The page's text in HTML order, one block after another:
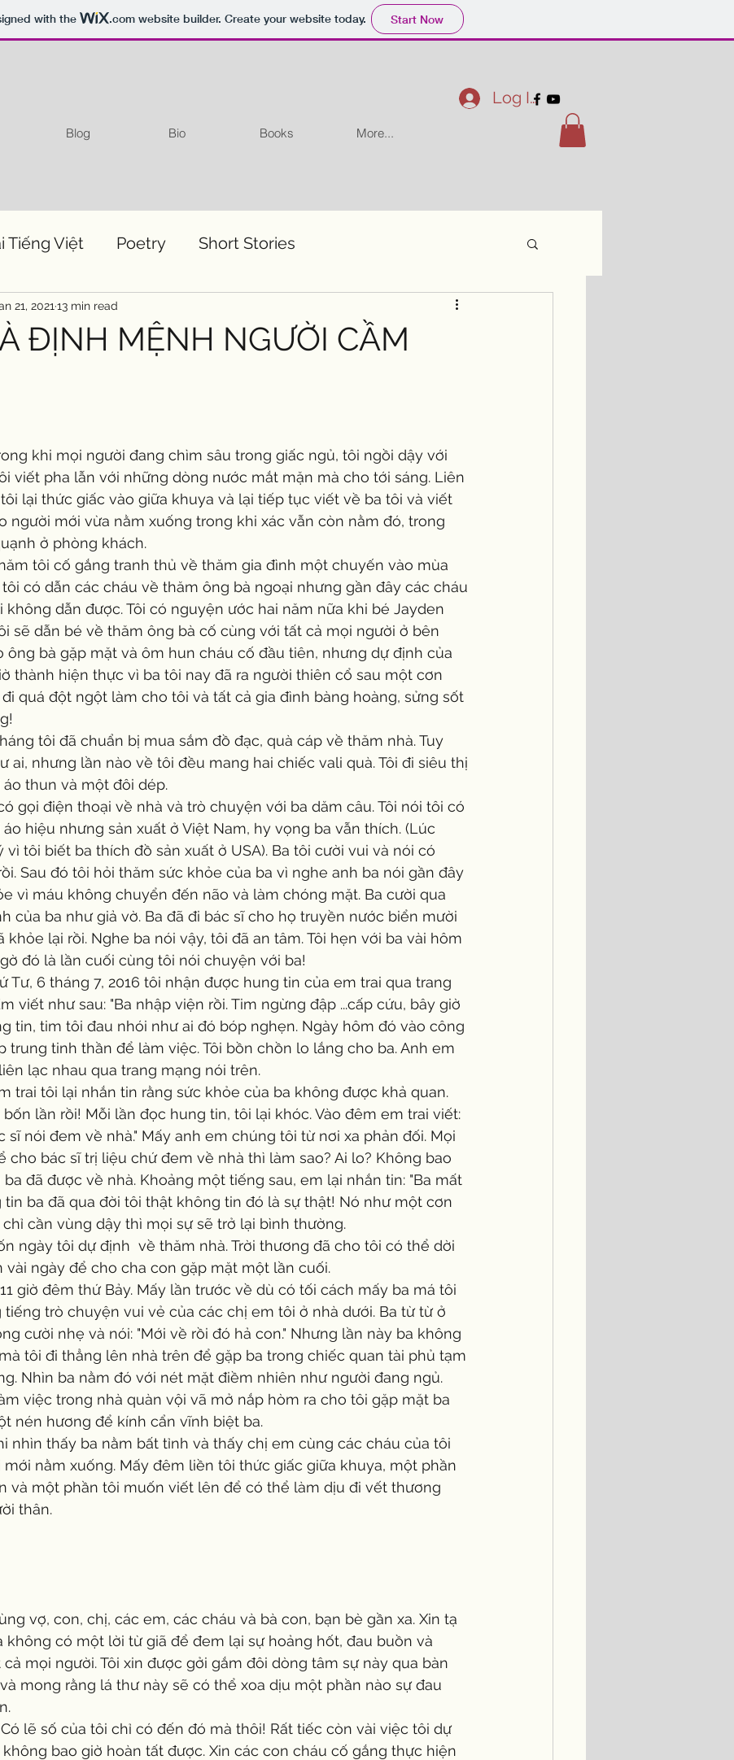
with the .comwebsite builder. Create your website today. Start Now
Blog Bio Books More...
Log In
Tiếng Việt Poetry Short Stories
ĐỊNH MỆNH NGƯỜI CẦM
21, 2021 13 min read
viết pha lẫn với những dòng nước mắt mặn mà cho tới sáng. Liên
lại thức giấc vào giữa khuya và lại tiếp tục viết về ba tôi và viết
người mới vừa nằm xuống trong khi xác vẫn còn nằm đó, trong
ở phòng khách.
có dẫn các cháu về thăm ông bà ngoại nhưng gần đây các cháu
không dẫn được. Tôi có nguyện ước hai năm nữa khi bé Jayden
sẽ dẫn bé về thăm ông bà cố cùng với tất cả mọi người ở bên
ông bà gặp mặt và ôm hun cháu cố đầu tiên, nhưng dự định của
thành hiện thực vì ba tôi nay đã ra người thiên cổ sau một cơn
quá đột ngột làm cho tôi và tất cả gia đình bàng hoàng, sửng sốt
ai, nhưng lần nào về tôi đều mang hai chiếc vali quà. Tôi đi siêu thị
thun và một đôi dép.
hiệu nhưng sản xuất ở Việt Nam, hy vọng ba vẫn thích. (Lúc
tôi biết ba thích đồ sản xuất ở USA). Ba tôi cười vui và nói có
Sau đó tôi hỏi thăm sức khỏe của ba vì nghe anh ba nói gần đây
vì máu không chuyển đến não và làm chóng mặt. Ba cười qua
của ba như giả vờ. Ba đã đi bác sĩ cho họ truyền nước biển mười
khỏe lại rồi. Nghe ba nói vậy, tôi đã an tâm. Tôi hẹn với ba vài hôm
đó là lần cuối cùng tôi nói chuyện với ba!
viết như sau: "Ba nhập viện rồi. Tim ngừng đập ...cấp cứu, bây giờ
tin, tim tôi đau nhói như ai đó bóp nghẹn. Ngày hôm đó vào công
trung tinh thần để làm việc. Tôi bồn chồn lo lắng cho ba. Anh em
lạc nhau qua trang mạng nói trên.
lần rồi! Mỗi lần đọc hung tin, tôi lại khóc. Vào đêm em trai viết:
sĩ nói đem về nhà." Mấy anh em chúng tôi từ nơi xa phản đối. Mọi
cho bác sĩ trị liệu chứ đem về nhà thì làm sao? Ai lo? Không bao
đã được về nhà. Khoảng một tiếng sau, em lại nhắn tin: "Ba mất
tin ba đã qua đời tôi thật không tin đó là sự thật! Nó như một cơn
cần vùng dậy thì mọi sự sẽ trở lại bình thường.
vài ngày để cho cha con gặp mặt một lần cuối.
trò chuyện vui vẻ của các chị em tôi ở nhà dưới. Ba từ từ ở
cười nhẹ và nói: "Mới về rồi đó hả con." Nhưng lần này ba không
tôi đi thẳng lên nhà trên để gặp ba trong chiếc quan tài phủ tạm
Nhìn ba nằm đó với nét mặt điềm nhiên như người đang ngủ.
việc trong nhà quàn vội vã mở nắp hòm ra cho tôi gặp mặt ba
nén hương để kính cẩn vĩnh biệt ba.
nằm xuống. Mấy đêm liền tôi thức giấc giữa khuya, một phần
và một phần tôi muốn viết lên để có thể làm dịu đi vết thương
thân.
không có một lời từ giã để đem lại sự hoảng hốt, đau buồn và
mọi người. Tôi xin được gởi gắm đôi dòng tâm sự này qua bàn
mong rằng lá thư này sẽ có thể xoa dịu một phần nào sự đau
bao giờ hoàn tất được. Xin các con cháu cố gắng thực hiện